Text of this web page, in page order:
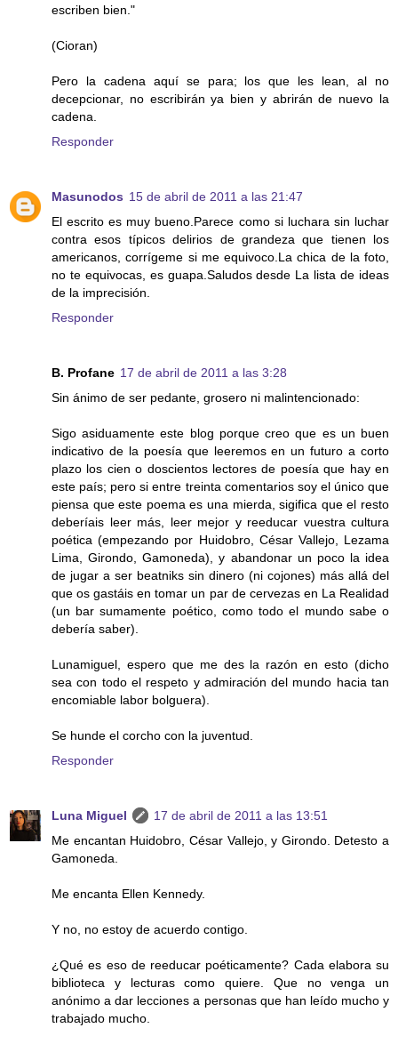
escriben bien."
(Cioran)
Pero la cadena aquí se para; los que les lean, al no
decepcionar, no escribirán ya bien y abrirán de nuevo la
cadena.
Responder
Masunodos 15 de abril de 2011 a las 21:47
El escrito es muy bueno.Parece como si luchara sin luchar
contra esos típicos delirios de grandeza que tienen los
americanos, corrígeme si me equivoco.La chica de la foto,
no te equivocas, es guapa.Saludos desde La lista de ideas
de la imprecisión.
Responder
B. Profane 17 de abril de 2011 a las 3:28
Sin ánimo de ser pedante, grosero ni malintencionado:
Sigo asiduamente este blog porque creo que es un buen
indicativo de la poesía que leeremos en un futuro a corto
plazo los cien o doscientos lectores de poesía que hay en
este país; pero si entre treinta comentarios soy el único que
piensa que este poema es una mierda, sigifica que el resto
deberíais leer más, leer mejor y reeducar vuestra cultura
poética (empezando por Huidobro, César Vallejo, Lezama
Lima, Girondo, Gamoneda), y abandonar un poco la idea
de jugar a ser beatniks sin dinero (ni cojones) más allá del
que os gastáis en tomar un par de cervezas en La Realidad
(un bar sumamente poético, como todo el mundo sabe o
debería saber).
Lunamiguel, espero que me des la razón en esto (dicho
sea con todo el respeto y admiración del mundo hacia tan
encomiable labor bolguera).
Se hunde el corcho con la juventud.
Responder
Luna Miguel
17 de abril de 2011 a las 13:51
Me encantan Huidobro, César Vallejo, y Girondo. Detesto a
Gamoneda.
Me encanta Ellen Kennedy.
Y no, no estoy de acuerdo contigo.
¿Qué es eso de reeducar poéticamente? Cada elabora su
biblioteca y lecturas como quiere. Que no venga un
anónimo a dar lecciones a personas que han leído mucho y
trabajado mucho.